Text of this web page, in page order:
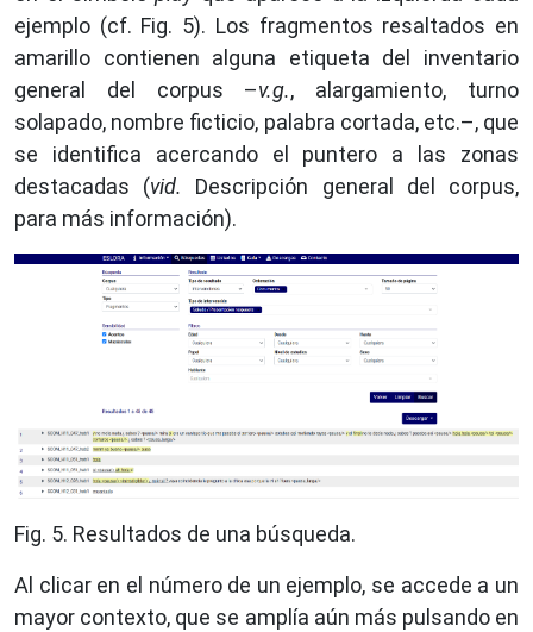
ejemplo (cf. Fig. 5). Los fragmentos resaltados en
amarillo contienen alguna etiqueta del inventario
general del corpus –v.g., alargamiento, turno
solapado, nombre ficticio, palabra cortada, etc.–, que
se identifica acercando el puntero a las zonas
destacadas (vid. Descripción general del corpus,
para más información).
Fig. 5. Resultados de una búsqueda.
Al clicar en el número de un ejemplo, se accede a un
mayor contexto, que se amplía aún más pulsando en